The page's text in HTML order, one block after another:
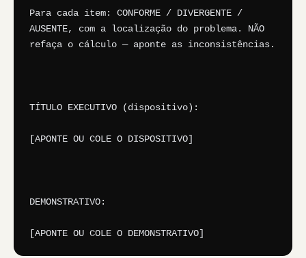
Para cada item: CONFORME / DIVERGENTE /
AUSENTE, com a localização do problema. NÃO
refaça o cálculo — aponte as inconsistências.
TÍTULO EXECUTIVO (dispositivo):
[APONTE OU COLE O DISPOSITIVO]
DEMONSTRATIVO:
[APONTE OU COLE O DEMONSTRATIVO]